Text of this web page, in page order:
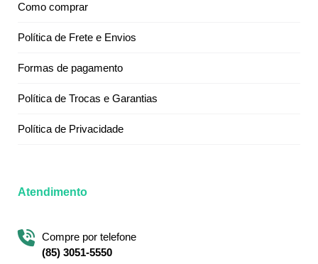
Como comprar
Política de Frete e Envios
Formas de pagamento
Política de Trocas e Garantias
Política de Privacidade
Atendimento
Compre por telefone
(85) 3051-5550